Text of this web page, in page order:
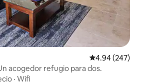
Calificación
4.94 (247)
acogedor refugio para dos.
· Wifi